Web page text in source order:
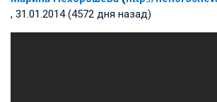
, 31.01.2014 (4572 дня назад)